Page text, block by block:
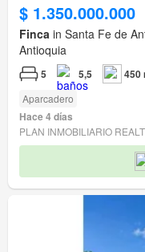
$ 1.350.000.000
Finca in Santa Fe de
Antioquia
5 5,5 450
Aparcadero
Hace 4 días
PLAN INMOBILIARIO